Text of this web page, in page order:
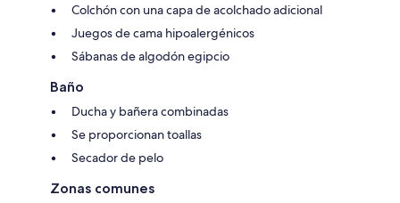
Colchón con una capa de acolchado adicional
Juegos de cama hipoalergénicos
Sábanas de algodón egipcio
Baño
Ducha y bañera combinadas
Se proporcionan toallas
Secador de pelo
Zonas comunes